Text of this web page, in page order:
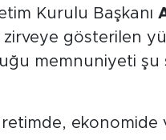
Kurulu Başkanı
zirveye gösterilen
memnuniyeti şu
ekonomide